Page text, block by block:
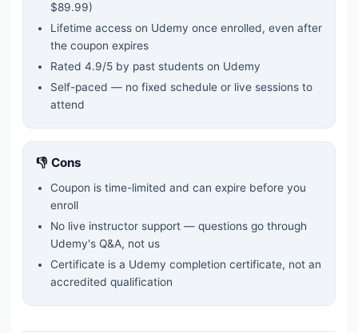
$89.99)
Lifetime access on Udemy once enrolled, even after
the coupon expires
Rated 4.9/5 by past students on Udemy
Self-paced — no fixed schedule or live sessions to
attend
👎 Cons
Coupon is time-limited and can expire before you
enroll
No live instructor support — questions go through
Udemy's Q&A, not us
Certificate is a Udemy completion certificate, not an
accredited qualification